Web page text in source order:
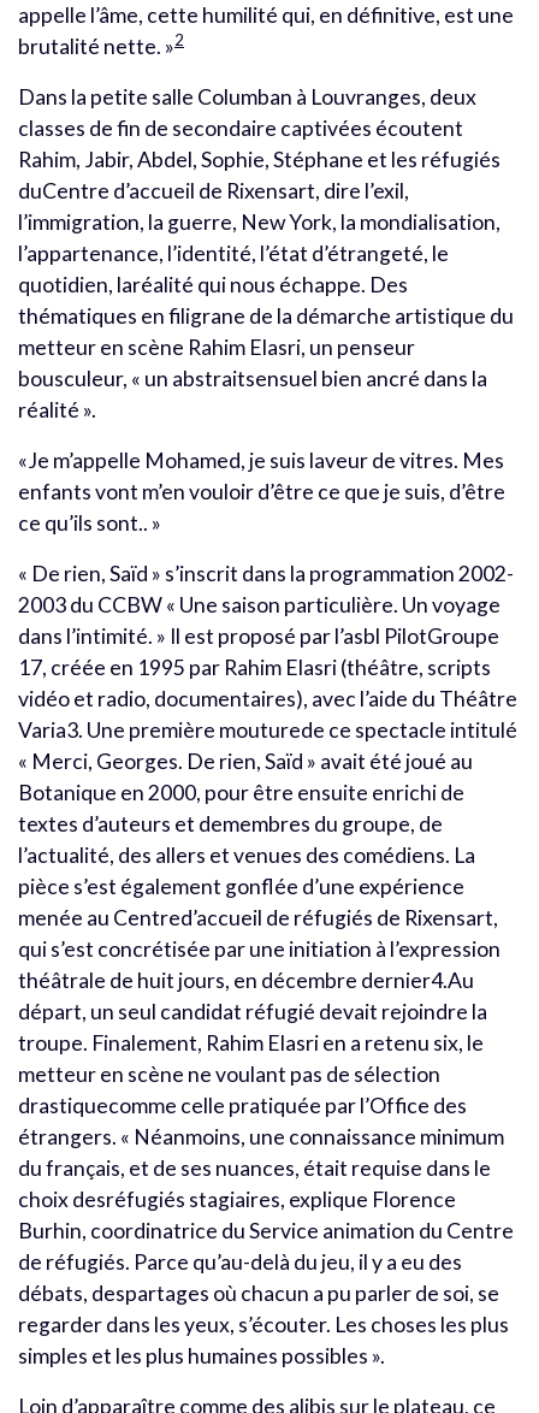
appelle l’âme, cette humilité qui, en définitive, est une
brutalité nette. »2
Dans la petite salle Columban à Louvranges, deux
classes de fin de secondaire captivées écoutent
Rahim, Jabir, Abdel, Sophie, Stéphane et les réfugiés
duCentre d’accueil de Rixensart, dire l’exil,
l’immigration, la guerre, New York, la mondialisation,
l’appartenance, l’identité, l’état d’étrangeté, le
quotidien, laréalité qui nous échappe. Des
thématiques en filigrane de la démarche artistique du
metteur en scène Rahim Elasri, un penseur
bousculeur, « un abstraitsensuel bien ancré dans la
réalité ».
«Je m’appelle Mohamed, je suis laveur de vitres. Mes
enfants vont m’en vouloir d’être ce que je suis, d’être
ce qu’ils sont.. »
« De rien, Saïd » s’inscrit dans la programmation 2002-
2003 du CCBW « Une saison particulière. Un voyage
dans l’intimité. » Il est proposé par l’asbl PilotGroupe
17, créée en 1995 par Rahim Elasri (théâtre, scripts
vidéo et radio, documentaires), avec l’aide du Théâtre
Varia3. Une première mouturede ce spectacle intitulé
« Merci, Georges. De rien, Saïd » avait été joué au
Botanique en 2000, pour être ensuite enrichi de
textes d’auteurs et demembres du groupe, de
l’actualité, des allers et venues des comédiens. La
pièce s’est également gonflée d’une expérience
menée au Centred’accueil de réfugiés de Rixensart,
qui s’est concrétisée par une initiation à l’expression
théâtrale de huit jours, en décembre dernier4.Au
départ, un seul candidat réfugié devait rejoindre la
troupe. Finalement, Rahim Elasri en a retenu six, le
metteur en scène ne voulant pas de sélection
drastiquecomme celle pratiquée par l’Office des
étrangers. « Néanmoins, une connaissance minimum
du français, et de ses nuances, était requise dans le
choix desréfugiés stagiaires, explique Florence
Burhin, coordinatrice du Service animation du Centre
de réfugiés. Parce qu’au-delà du jeu, il y a eu des
débats, despartages où chacun a pu parler de soi, se
regarder dans les yeux, s’écouter. Les choses les plus
simples et les plus humaines possibles ».
Loin d’apparaître comme des alibis sur le plateau, ce